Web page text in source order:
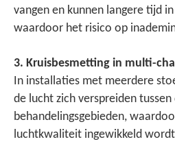
vangen en kunnen langere tijd
waardoor het risico op
3. Kruisbesmetting in multi-
In installaties met meerdere
de lucht zich verspreiden tussen
behandelingsgebieden,
luchtkwaliteit ingewikkeld